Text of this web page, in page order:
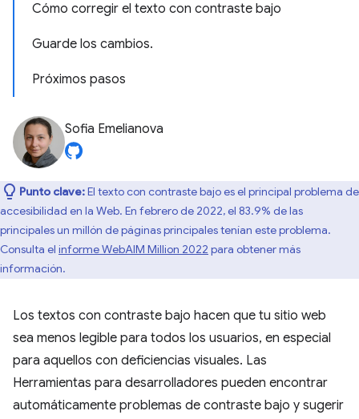
Cómo corregir el texto con contraste bajo
Guarde los cambios.
Próximos pasos
Sofia Emelianova
Punto clave:El texto con contraste bajo es el principal problema de
accesibilidad en la Web. En febrero de 2022, el 83.9% de las
principales un millón de páginas principales tenían este problema.
Consulta el informe WebAIM Million 2022 para obtener más
información.
Los textos con contraste bajo hacen que tu sitio web
sea menos legible para todos los usuarios, en especial
para aquellos con deficiencias visuales. Las
Herramientas para desarrolladores pueden encontrar
automáticamente problemas de contraste bajo y sugerir